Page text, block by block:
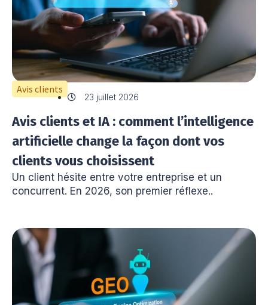
Avis clients
23 juillet 2026
Avis clients et IA : comment l’intelligence
artificielle change la façon dont vos
clients vous choisissent
Un client hésite entre votre entreprise et un
concurrent. En 2026, son premier réflexe..